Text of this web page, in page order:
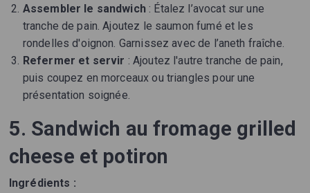
Assembler le sandwich: Étalez l’avocat sur une
tranche de pain. Ajoutez le saumon fumé et les
rondelles d'oignon. Garnissez avec de l’aneth fraîche.
Refermer et servir : Ajoutez l'autre tranche de pain,
puis coupez en morceaux ou triangles pour une
présentation soignée.
5. Sandwich au fromage grilled
cheese et potiron
Ingrédients :